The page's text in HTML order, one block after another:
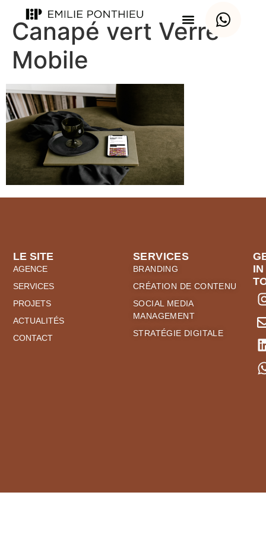
Canapé vert Verre
Mobile
SERVICES
BRANDING
CRÉATION DE CONTENU
SOCIAL MEDIA
MANAGEMENT
STRATÉGIE DIGITALE
LE SITE
AGENCE
SERVICES
PROJETS
ACTUALITÉS
CONTACT
IN